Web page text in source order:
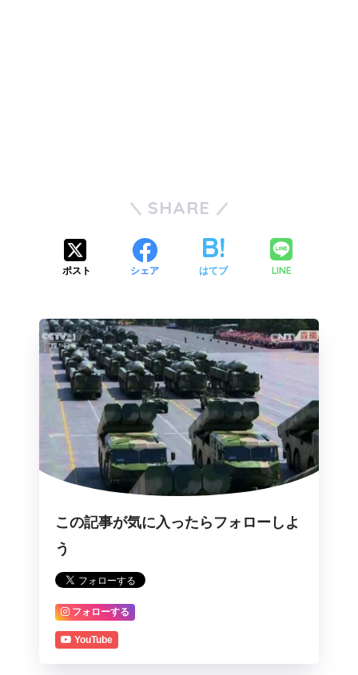
SHARE
ポスト シェア はてブ LINE
この記事が気に入ったらフォローしよ
う
フォローする
YouTube